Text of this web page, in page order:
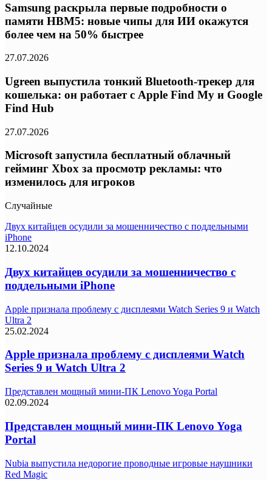
Samsung раскрыла первые подробности о
памяти HBM5: новые чипы для ИИ окажутся
более чем на 50% быстрее
27.07.2026
Ugreen выпустила тонкий Bluetooth-трекер для
кошелька: он работает с Apple Find My и Google
Find Hub
27.07.2026
Microsoft запустила бесплатный облачный
гейминг Xbox за просмотр рекламы: что
изменилось для игроков
Случайные
Двух китайцев осудили за мошенничество с поддельными
iPhone
12.10.2024
Двух китайцев осудили за мошенничество с
поддельными iPhone
Apple признала проблему с дисплеями Watch Series 9 и Watch
Ultra 2
25.02.2024
Apple признала проблему с дисплеями Watch
Series 9 и Watch Ultra 2
Представлен мощный мини-ПК Lenovo Yoga Portal
02.09.2024
Представлен мощный мини-ПК Lenovo Yoga
Portal
Nubia выпустила недорогие проводные игровые наушники
Red Magic